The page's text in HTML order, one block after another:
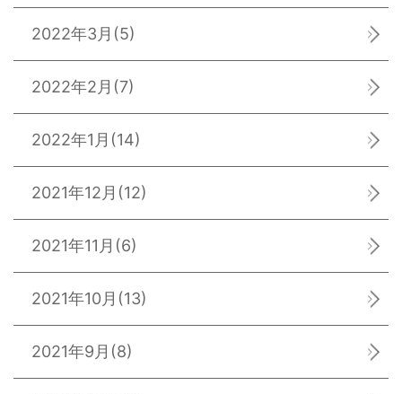
2022年3月 (5)
2022年2月 (7)
2022年1月 (14)
2021年12月 (12)
2021年11月 (6)
2021年10月 (13)
2021年9月 (8)